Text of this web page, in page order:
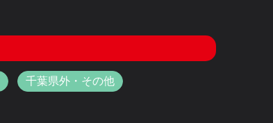
千葉県外・その他